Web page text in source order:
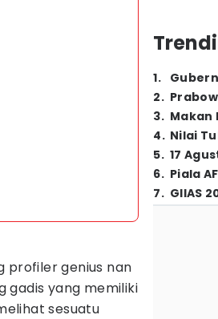
genius nan
gadis yang memiliki
sesuatu
1.
2.
3. Makan
4. Nilai
5. 17
6. Piala
7. GIIAS